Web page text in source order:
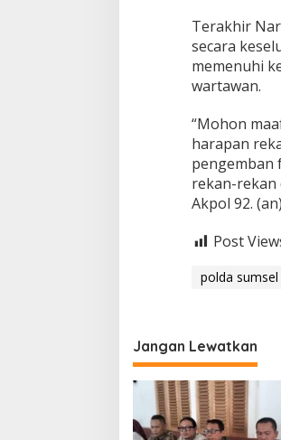
Terakhir
secara
memenuhi
wartawan.
“Mohon
harapan
pengemban
rekan-rekan
Akpol 92. (an)
Post
polda sumsel
Jangan Lewatkan